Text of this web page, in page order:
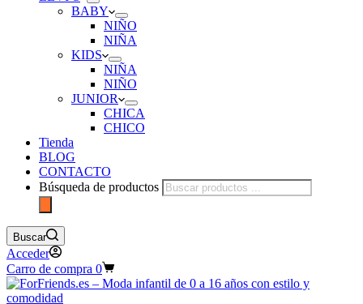
BABY
NIÑO
NIÑA
KIDS
NIÑA
NIÑO
JUNIOR
CHICA
CHICO
Tienda
BLOG
CONTACTO
Búsqueda de productos
Buscar
Acceder
Carro de compra 0